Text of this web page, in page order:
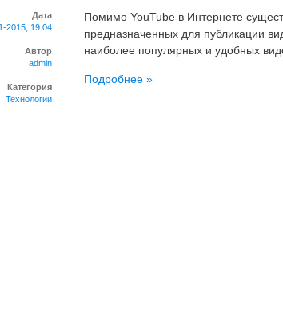
Дата
2015, 19:04
Автор
admin
Категория
Технологии
Помимо YouTube в Интернете
предназначенных для публикации
наиболее популярных и удобных
Подробнее »